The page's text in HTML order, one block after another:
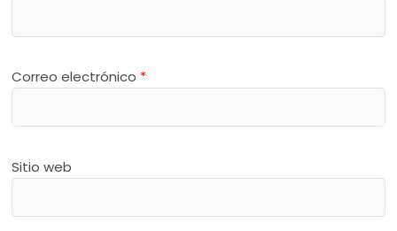
Correo electrónico *
Sitio web